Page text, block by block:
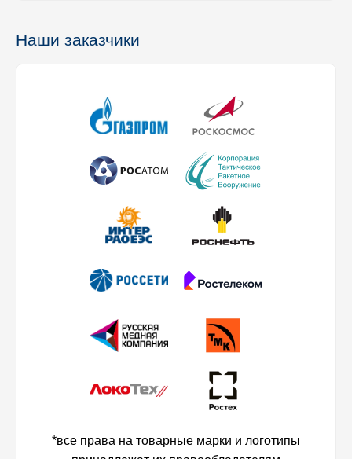
Наши заказчики
*все права на товарные марки и логотипы